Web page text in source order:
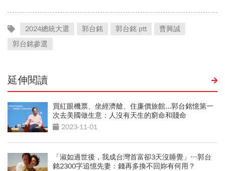
2024總統大選 郭台銘 郭台銘 ptt
曹興誠
郭台銘參選
延伸閱讀
買紅眼機票、坐經濟艙、住廉價旅館...郭台銘憶第一
次去美國做生意：人沒有天生的窮命和賤命
2023-11-01
「淑如過世後，我成台灣首富卻3天沒睡覺」…郭台
銘2300字追憶先妻：錢再多換不回妳有何用？